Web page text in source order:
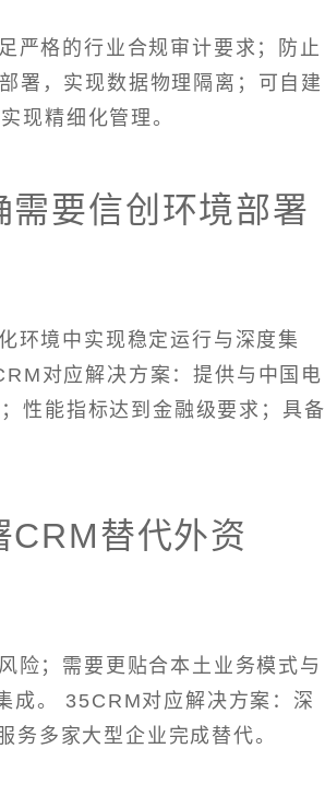
严格的行业合规审计要求；防止
署，实现数据物理隔离；可自建
现精细化管理。
要信创环境部署
环境中实现稳定运行与深度集
对应解决方案：提供与中国电
性能指标达到金融级要求；具备
CRM替代外资
险；需要更贴合本土业务模式与
成。 35CRM对应解决方案：深
多家大型企业完成替代。